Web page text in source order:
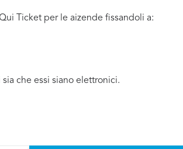
Ticket per le aizende fissandoli a:
che essi siano elettronici.